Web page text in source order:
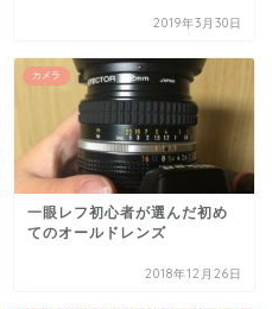
2019年3月30日
カメラ
一眼レフ初心者が選んだ初め
てのオールドレンズ
2018年12月26日